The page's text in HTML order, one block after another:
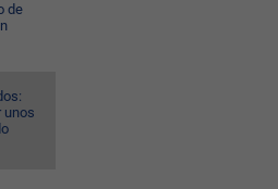
de
unos